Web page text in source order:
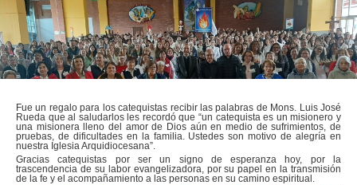
Fue un regalo para los catequistas recibir las palabras de Mons. Luis José
Rueda que al saludarlos les recordó que “un catequista es un misionero y
una misionera lleno del amor de Dios aún en medio de sufrimientos, de
pruebas, de dificultades en la familia. Ustedes son motivo de alegría en
nuestra Iglesia Arquidiocesana”.
Gracias catequistas por ser un signo de esperanza hoy, por la
trascendencia de su labor evangelizadora, por su papel en la transmisión
de la fe y el acompañamiento a las personas en su camino espiritual.